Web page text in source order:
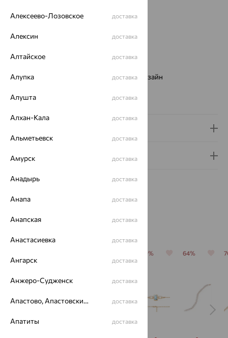
Вес:9.01 — 9.49
Цвет металла:
Проба:
Виды дизайна браслетов:
Европейский дизайн
Вес металла:
Гарантия и возврат
Похожие изделия
70% 64%
Алексеево-Лозовское доставка
Алексин доставка
Алтайское доставка
Алупка доставка
Алушта доставка
Алхан-Кала доставка
Альметьевск доставка
Амурск доставка
Анадырь доставка
Анапа доставка
Анапская доставка
Анастасиевка доставка
Ангарск доставка
Анжеро-Судженск доставка
Апастово, Апастовский район доставка
Апатиты доставка